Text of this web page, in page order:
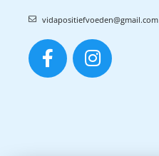
vidapositiefvoeden@gmail.com